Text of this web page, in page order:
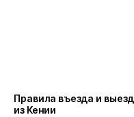
Правила въезда и
из Кении